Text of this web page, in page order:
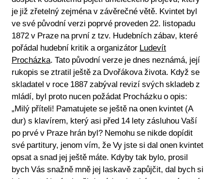
je již zřetelný zejména v závěrečné větě. Kvintet byl
ve své původní verzi poprvé proveden 22. listopadu
1872 v Praze na první z tzv. Hudebních zábav, které
pořádal hudební kritik a organizátor Ludevít
Procházka. Tato původní verze je dnes neznámá, její
rukopis se ztratil ještě za Dvořákova života. Když se
skladatel v roce 1887 zabýval revizí svých skladeb z
mládí, byl proto nucen požádat Procházku o opis:
„Milý příteli! Pamatujete se ještě na onen kvintet (A
dur) s klavírem, který asi před 14 lety zásluhou Vaší
po prvé v Praze hrán byl? Nemohu se nikde dopídit
své partitury, jenom vím, že Vy jste si dal onen kvintet
opsat a snad jej ještě máte. Kdyby tak bylo, prosil
bych Vás snažně mně jej laskavě zapůjčit, dal bych si